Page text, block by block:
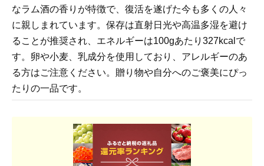
なラム酒の香りが特徴で、復活を遂げた今も多くの人々
に親しまれています。保存は直射日光や高温多湿を避け
ることが推奨され、エネルギーは100gあたり327kcalで
す。卵や小麦、乳成分を使用しており、アレルギーのあ
る方はご注意ください。贈り物や自分へのご褒美にぴっ
たりの一品です。